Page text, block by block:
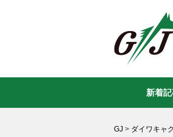
GJ > ダイワキャ
新着